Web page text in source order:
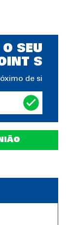
O SEU
S
de si